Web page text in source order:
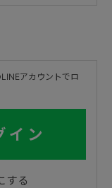
アカウントでロ
イン
する